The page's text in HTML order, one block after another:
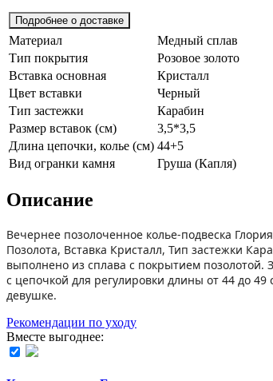
Подробнее о доставке
Материал
Медный сплав
Тип покрытия
Розовое золото
Вставка основная
Кристалл
Цвет вставки
Черный
Тип застежки
Карабин
Размер вставок (см)
3,5*3,5
Длина цепочки, колье (см) 44+5
Вид огранки камня
Груша (Капля)
Описание
Вечернее позолоченное колье-подвеска
Позолота, Вставка Кристалл, Тип застежки
выполнено из сплава с покрытием позолотой.
с цепочкой для регулировки длины от 44 до
девушке.
Рекомендации по уходу
Вместе выгоднее: